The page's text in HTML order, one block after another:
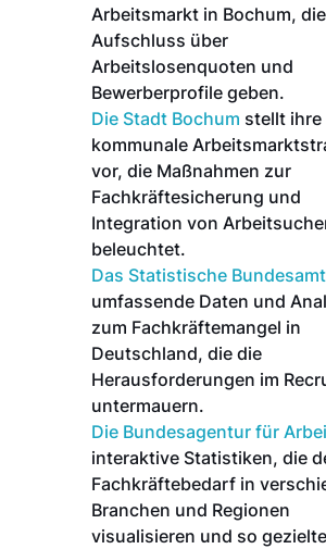
Arbeitsmarkt in Bochum, die
Aufschluss über
Arbeitslosenquoten und
Bewerberprofile geben.
Die Stadt Bochum stellt ihre
kommunale
vor, die Maßnahmen zur
Fachkräftesicherung und
Integration von
beleuchtet.
Das Statistische Bundesamt
umfassende Daten und
zum Fachkräftemangel in
Deutschland, die die
Herausforderungen im
untermauern.
Die Bundesagentur für
interaktive Statistiken, die
Fachkräftebedarf in
Branchen und Regionen
visualisieren und so